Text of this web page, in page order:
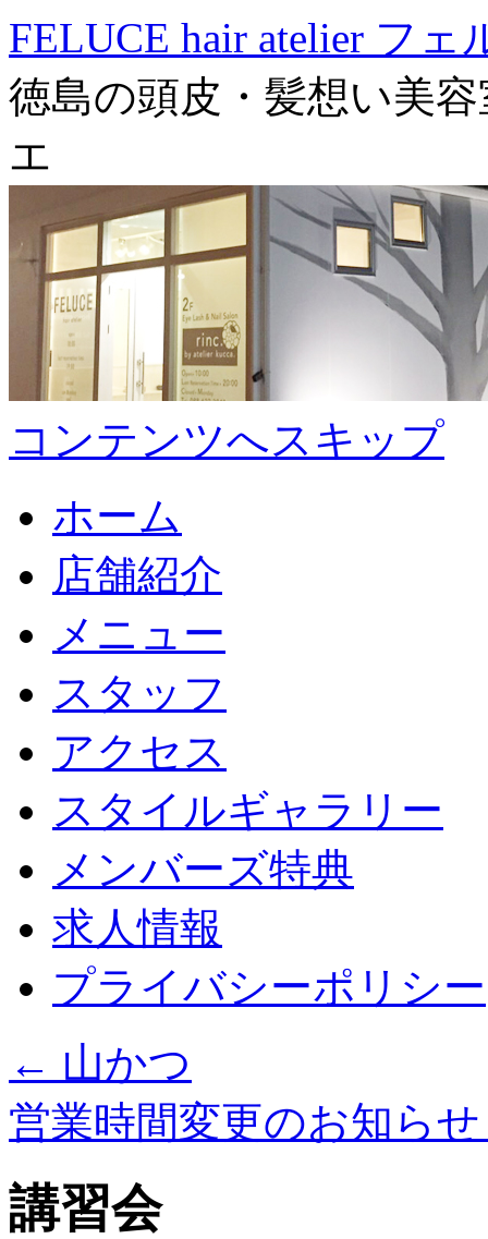
FELUCE hair atelier フェ
徳島の頭皮・髪想い美
エ
コンテンツへスキップ
ホーム
店舗紹介
メニュー
スタッフ
アクセス
スタイルギャラリー
メンバーズ特典
求人情報
プライバシーポリシー
← 山かつ
営業時間変更のお知ら
講習会